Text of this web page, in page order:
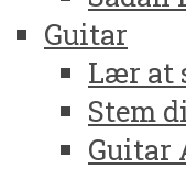
Guitar
Lær at
Stem
Guitar